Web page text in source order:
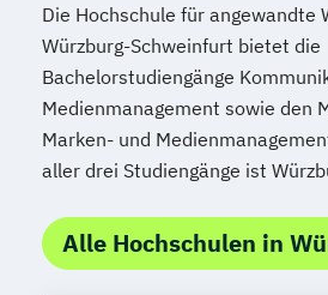
Die Hochschule für angewandte
Würzburg-Schweinfurt bietet die
Bachelorstudiengänge
Medienmanagement sowie den
Marken- und
aller drei Studiengänge ist
Alle Hochschulen in